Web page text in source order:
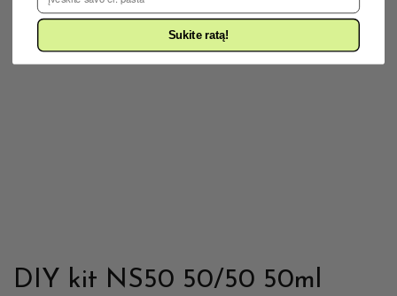
DIY kit NS50 50/50 50ml
Sukite ratą!